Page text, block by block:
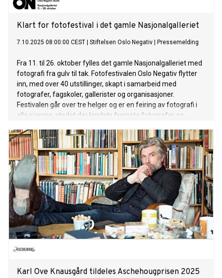
Klart for fotofestival i det gamle Nasjonalgalleriet
7.10.2025 08:00:00 CEST Stiftelsen Oslo Negativ Pressemelding
Fra 11. til 26. oktober fylles det gamle Nasjonalgalleriet med
fotografi fra gulv til tak. Fotofestivalen Oslo Negativ flytter
inn, med over 40 utstillinger, skapt i samarbeid med
fotografer, fagskoler, gallerister og organisasjoner.
Festivalen går over tre helger og er en feiring av fotografi i
alle sjangre, stedet der landets fremste fotografer og
Karl Ove Knausgård tildeles Aschehougprisen 2025